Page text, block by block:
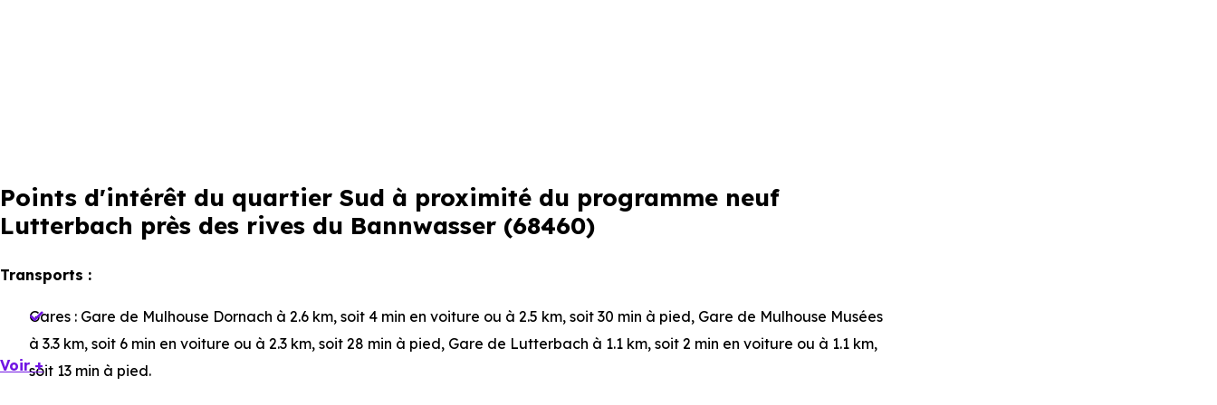
Points d'intérêt du quartier Sud à proximité du programme neuf
Lutterbach près des rives du Bannwasser (68460)
Transports :
Gares : Gare de Mulhouse Dornach à 2.6 km, soit 4 min en voiture ou à 2.5 km, soit 30 min à pied, Gare de Mulhouse Musées
à 3.3 km, soit 6 min en voiture ou à 2.3 km, soit 28 min à pied, Gare de Lutterbach à 1.1 km, soit 2 min en voiture ou à 1.1 km,
soit 13 min à pied.
Voir +